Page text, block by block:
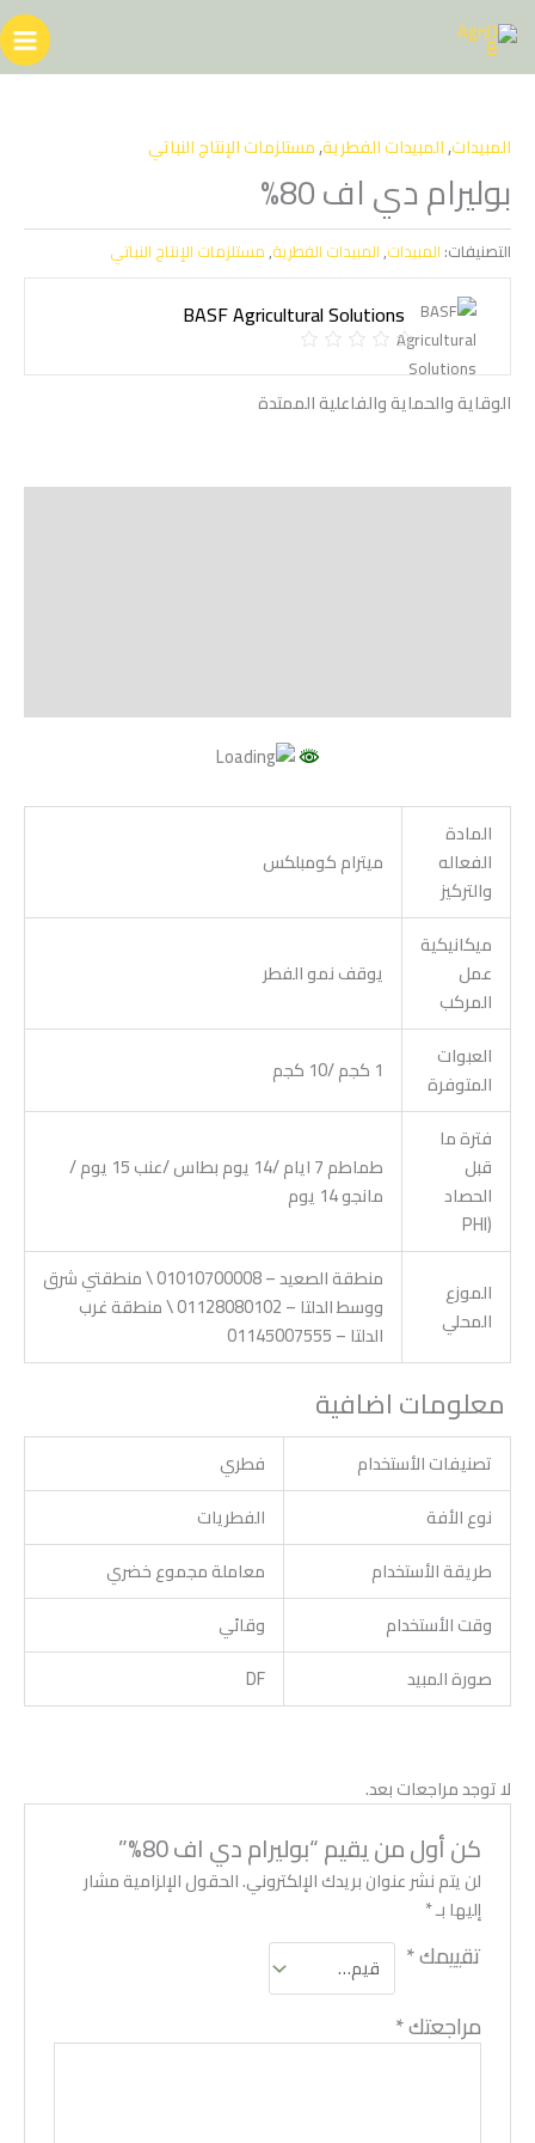
إلى
المحتوى
المبيدات,المبيدات الفطرية,مستلزمات الإنتاج النباتي
بوليرام دي اف 80%
التصنيفات: المبيدات,المبيدات الفطرية,مستلزمات الإنتاج النباتي
BASF Agricultural Solutions
الوقاية والحماية والفاعلية الممتدة
المادة
الفعاله
والتركيز
ميترام كومبلكس
ميكانيكية
عمل
المركب
يوقف نمو الفطر
العبوات
المتوفرة
1 كجم /10 كجم
فترة ما
قبل
الحصاد
(PHI
طماطم 7 ايام /14 يوم بطاس /عنب 15 يوم /
مانجو 14 يوم
الموزع
المحلي
منطقة الصعيد – 01010700008 \ منطقتي شرق
ووسط الدلتا – 01128080102 \ منطقة غرب
الدلتا – 01145007555
معلومات اضافية
تصنيفات الأستخدام
فطري
نوع الأفة
الفطريات
طريقة الأستخدام
معاملة مجموع خضري
وقت الأستخدام
وقائي
صورة المبيد
DF
لا توجد مراجعات بعد.
كن أول من يقيم “بوليرام دي اف 80%”
لن يتم نشر عنوان بريدك الإلكتروني.الحقول الإلزامية مشار
إليها بـ*
تقييمك*
مراجعتك*